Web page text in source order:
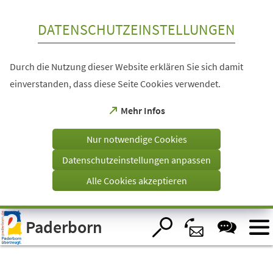
Visuelle
Assistenzsoftware
öffnen.
DATENSCHUTZEINSTELLUNGEN
Durch die Nutzung dieser Website erklären Sie sich damit
einverstanden, dass diese Seite Cookies verwendet.
Mehr Infos
(Öffnet
einem
Tab)
Nur notwendige Cookies
Datenschutzeinstellungen anpassen
Alle Cookies akzeptieren
Paderborn